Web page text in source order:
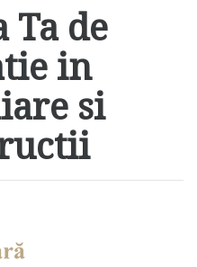
Ta de
in
si